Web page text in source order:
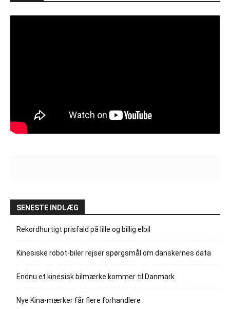
SENESTE INDLÆG
Rekordhurtigt prisfald på lille og billig elbil
Kinesiske robot-biler rejser spørgsmål om danskernes data
Endnu et kinesisk bilmærke kommer til Danmark
Nye Kina-mærker får flere forhandlere